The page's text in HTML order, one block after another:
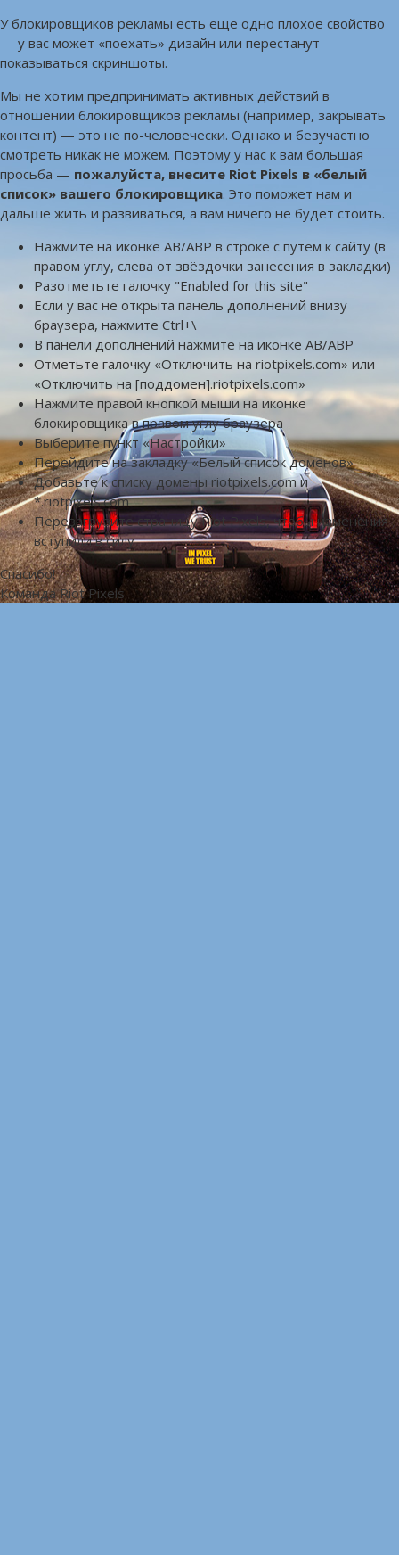
У блокировщиков рекламы есть еще одно плохое свойство
— у вас может «поехать» дизайн или перестанут
показываться скриншоты.
Мы не хотим предпринимать активных действий в
отношении блокировщиков рекламы (например, закрывать
контент) — это не по-человечески. Однако и безучастно
смотреть никак не можем. Поэтому у нас к вам большая
просьба — пожалуйста, внесите Riot Pixels в «белый
список» вашего блокировщика. Это поможет нам и
дальше жить и развиваться, а вам ничего не будет стоить.
Нажмите на иконке AB/ABP в строке с путём к сайту (в
правом углу, слева от звёздочки занесения в закладки)
Разотметьте галочку "Enabled for this site"
Если у вас не открыта панель дополнений внизу
браузера, нажмите Ctrl+\
В панели дополнений нажмите на иконке AB/ABP
Отметьте галочку «Отключить на riotpixels.com» или
«Отключить на [поддомен].riotpixels.com»
Нажмите правой кнопкой мыши на иконке
блокировщика в правом углу браузера
Выберите пункт «Настройки»
Перейдите на закладку «Белый список доменов»
Добавьте к списку домены riotpixels.com и
*.riotpixels.com
Перезагрузите страницу Riot Pixels, чтобы изменения
вступили в силу
Спасибо!
Команда Riot Pixels.